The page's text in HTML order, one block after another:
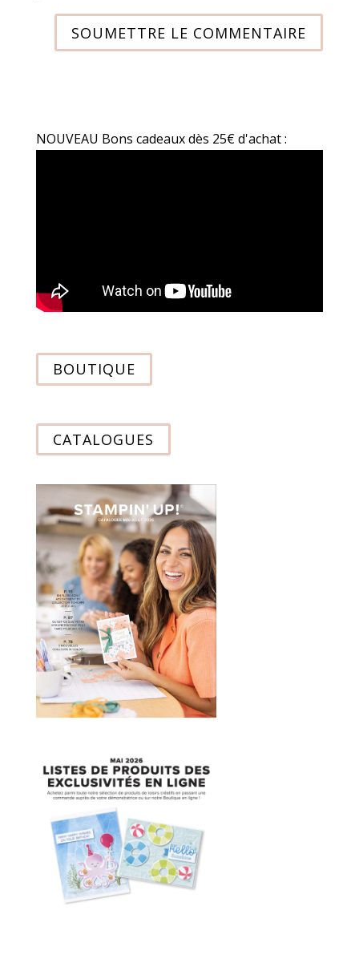
SOUMETTRE LE COMMENTAIRE
NOUVEAU Bons cadeaux dès 25€ d'achat :
BOUTIQUE
CATALOGUES